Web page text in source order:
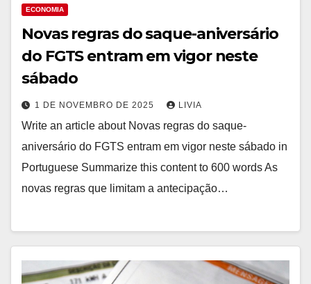
ECONOMIA
Novas regras do saque-aniversário
do FGTS entram em vigor neste
sábado
1 DE NOVEMBRO DE 2025 LIVIA
Write an article about Novas regras do saque-
aniversário do FGTS entram em vigor neste sábado in
Portuguese Summarize this content to 600 words As
novas regras que limitam a antecipação…